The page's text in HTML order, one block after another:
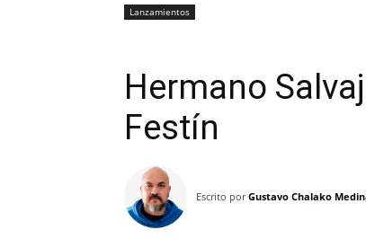
Lanzamientos
Hermano
Festín
Escrito por Gustavo Chalako